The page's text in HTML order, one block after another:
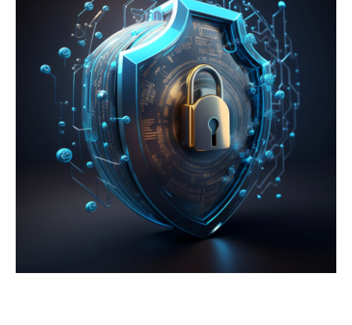
Отправить
Шарлотта Шашкова,
менеджер по работе с клиентами